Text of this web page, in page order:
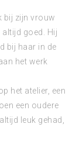
bij zijn vrouw
goed. Hij
bij haar in de
het werk
het atelier, een
een oudere
leuk gehad,